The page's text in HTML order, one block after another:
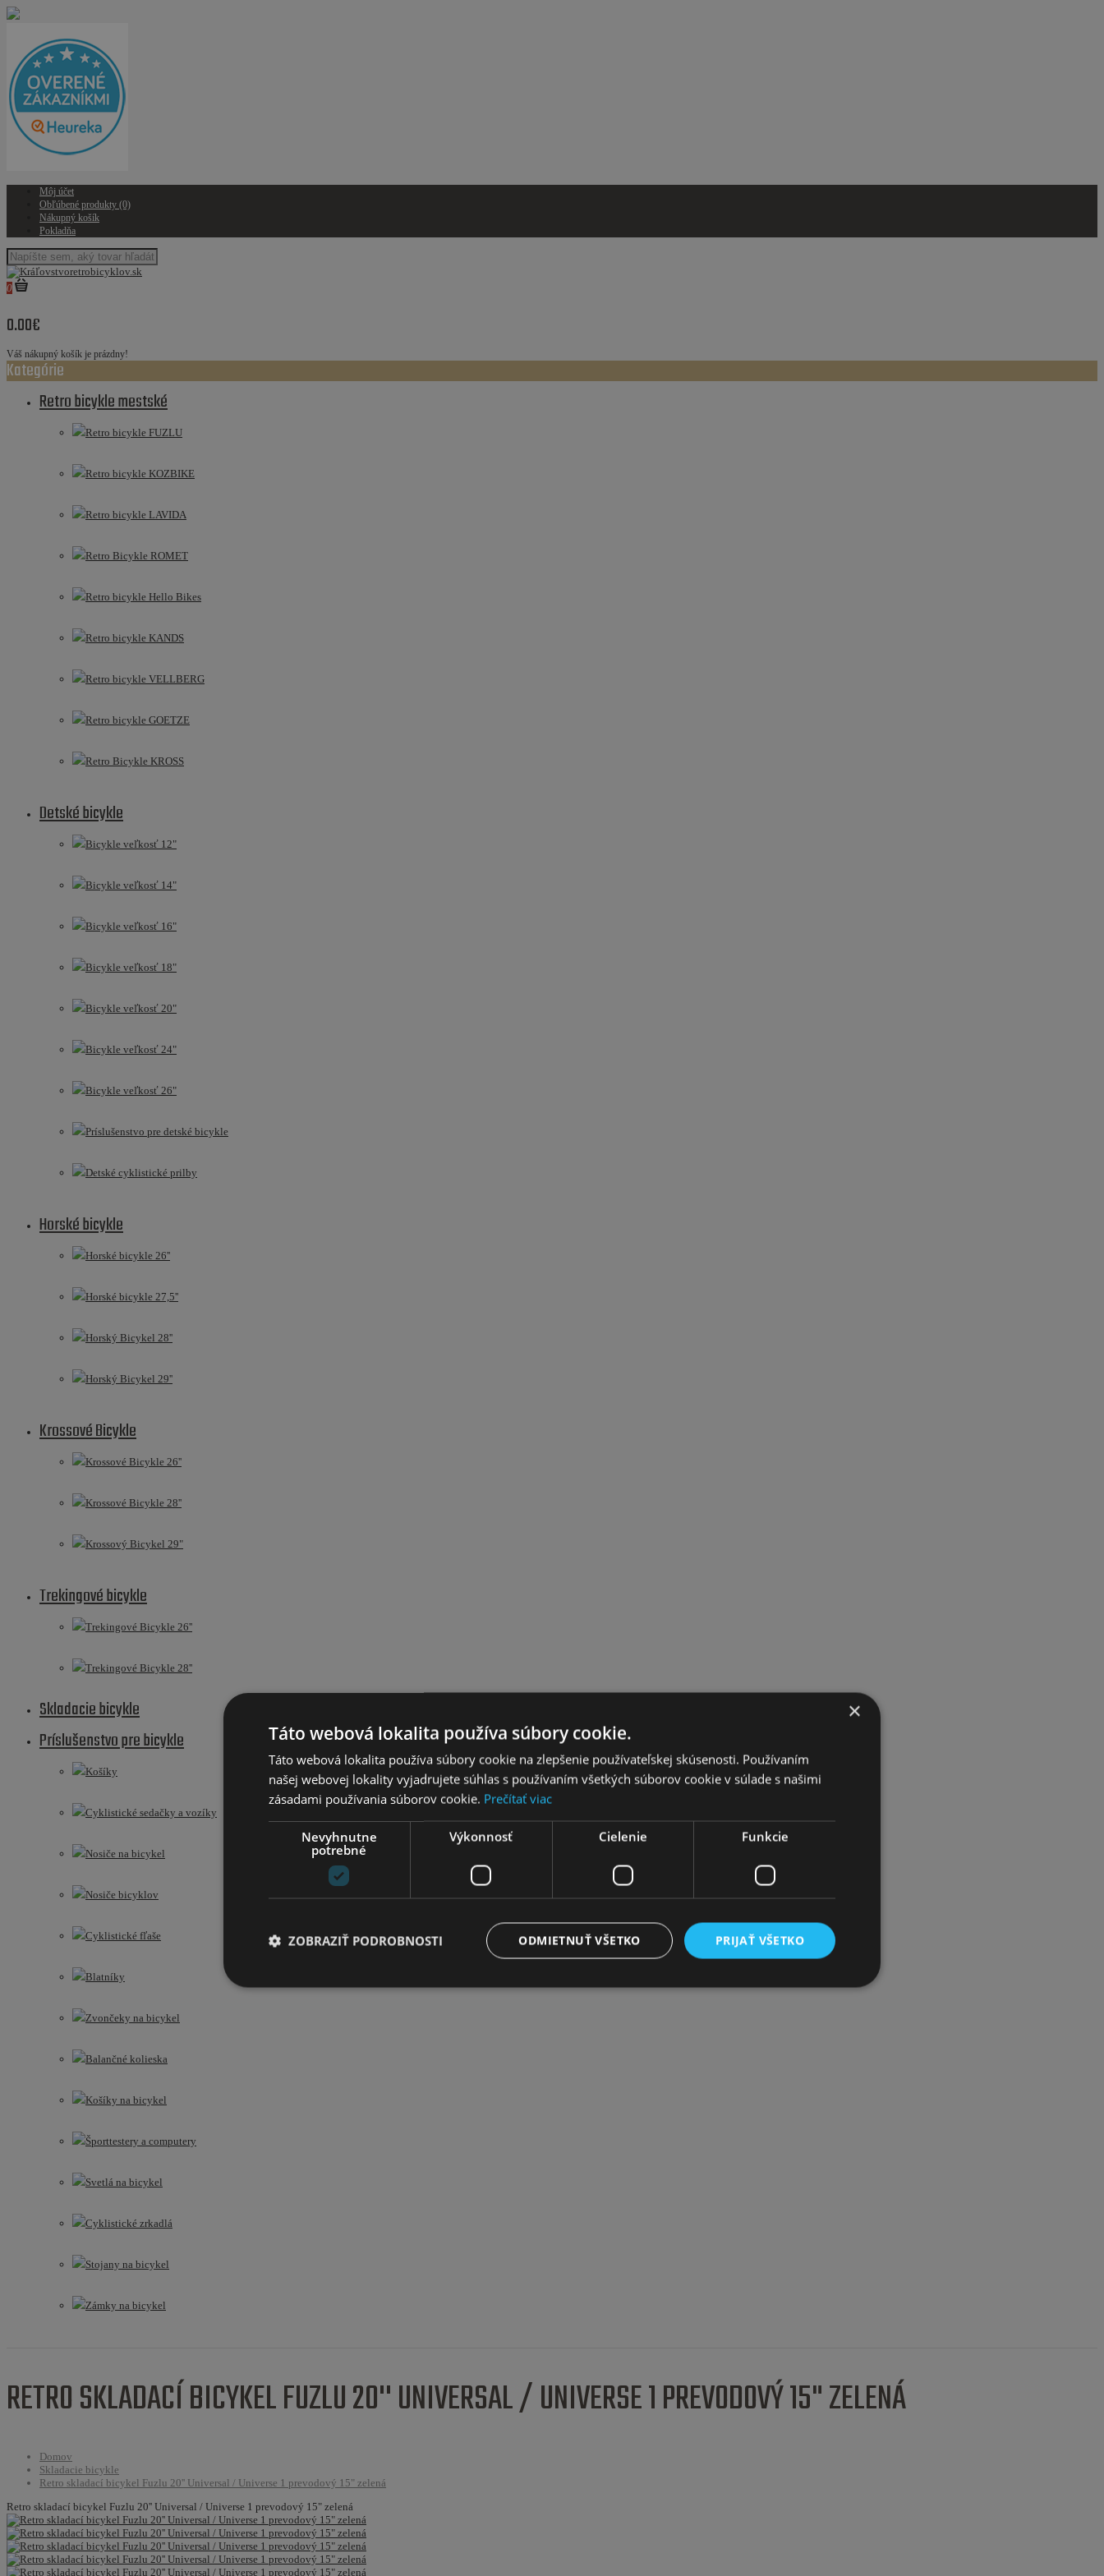
Môj účet
Obľúbené produkty (0)
Nákupný košík
Pokladňa
0
0.00€
Váš nákupný košík je prázdny!
Kategórie
Retro bicykle mestské
Retro bicykle FUZLU
Retro bicykle KOZBIKE
Retro bicykle LAVIDA
Retro Bicykle ROMET
Retro bicykle Hello Bikes
Retro bicykle KANDS
Retro bicykle VELLBERG
Retro bicykle GOETZE
Retro Bicykle KROSS
Detské bicykle
Bicykle veľkosť 12"
Bicykle veľkosť 14"
Bicykle veľkosť 16"
Bicykle veľkosť 18"
Bicykle veľkosť 20"
Bicykle veľkosť 24"
Bicykle veľkosť 26"
Príslušenstvo pre detské bicykle
Detské cyklistické prilby
Horské bicykle
Horské bicykle 26''
Horské bicykle 27,5''
Horský Bicykel 28''
Horský Bicykel 29''
Krossové Bicykle
Krossové Bicykle 26''
Krossové Bicykle 28''
Krossový Bicykel 29"
Trekingové bicykle
Trekingové Bicykle 26''
Trekingové Bicykle 28''
Skladacie bicykle
Príslušenstvo pre bicykle
Košíky
Cyklistické sedačky a vozíky
Nosiče na bicykel
Nosiče bicyklov
Cyklistické fľaše
Blatníky
Zvončeky na bicykel
Balančné kolieska
Košíky na bicykel
Športtestery a computery
Svetlá na bicykel
Cyklistické zrkadlá
Stojany na bicykel
Zámky na bicykel
RETRO SKLADACÍ BICYKEL FUZLU 20'' UNIVERSAL / UNIVERSE 1 PREVODOVÝ 15" ZELENÁ
Domov
Skladacie bicykle
Retro skladací bicykel Fuzlu 20'' Universal / Universe 1 prevodový 15" zelená
Retro skladací bicykel Fuzlu 20'' Universal / Universe 1 prevodový 15" zelená
×
Táto webová lokalita používa súbory cookie.
Táto webová lokalita používa súbory cookie na zlepšenie používateľskej skúsenosti. Používaním
našej webovej lokality vyjadrujete súhlas s používaním všetkých súborov cookie v súlade s našimi
zásadami používania súborov cookie. Prečítať viac
Nevyhnutne
potrebné
Výkonnosť Cielenie Funkcie
PRIJAŤ VŠETKO
ODMIETNUŤ VŠETKO
ZOBRAZIŤ PODROBNOSTI